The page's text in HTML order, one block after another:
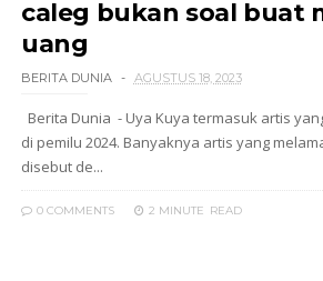
caleg bukan soal buat
uang
BERITA DUNIA AGUSTUS 18, 2023
Berita Dunia - Uya Kuya termasuk artis
di pemilu 2024. Banyaknya artis yang
disebut de...
0 COMMENTS 2 MINUTE READ